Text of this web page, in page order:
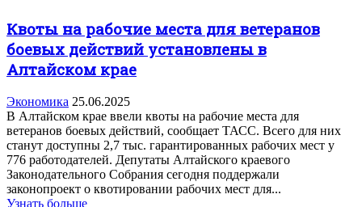
Квоты на рабочие места для ветеранов
боевых действий установлены в
Алтайском крае
Экономика 25.06.2025
В Алтайском крае ввели квоты на рабочие места для
ветеранов боевых действий, сообщает ТАСС. Всего для них
станут доступны 2,7 тыс. гарантированных рабочих мест у
776 работодателей. Депутаты Алтайского краевого
Законодательного Собрания сегодня поддержали
законопроект о квотировании рабочих мест для...
Узнать больше